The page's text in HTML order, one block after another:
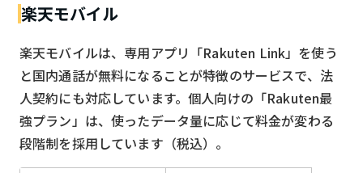
楽天モバイル
楽天モバイルは、専用アプリ「Rakuten Link」を使う
と国内通話が無料になることが特徴のサービスで、法
人契約にも対応しています。個人向けの「Rakuten最
強プラン」は、使ったデータ量に応じて料金が変わる
段階制を採用しています（税込）。